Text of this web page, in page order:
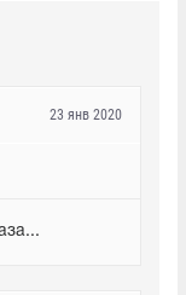
23 янв 2020